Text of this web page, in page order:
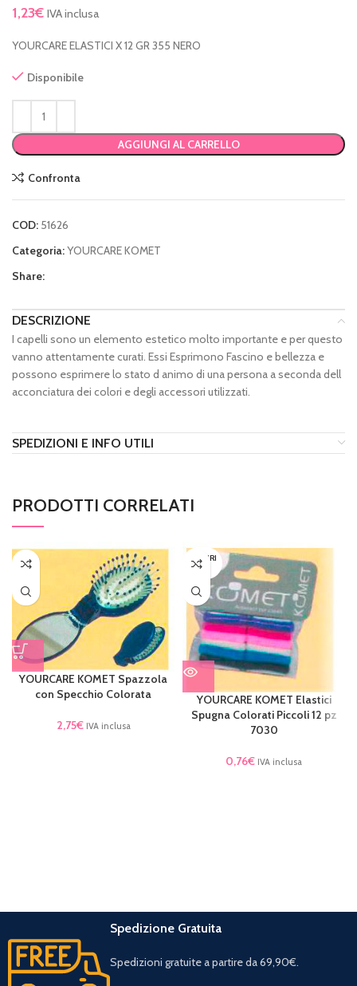
1,23€ IVA inclusa
YOURCARE ELASTICI X 12 GR 355 NERO
Disponibile
AGGIUNGI AL CARRELLO
Confronta
COD: 51626
Categoria:YOURCARE KOMET
Share:
DESCRIZIONE
I capelli sono un elemento estetico molto importante e per questo
vanno attentamente curati. Essi Esprimono Fascino e bellezza e
possono esprimere lo stato d animo di una persona a seconda dell
acconciatura dei colori e degli accessori utilizzati.
SPEDIZIONI E INFO UTILI
PRODOTTI CORRELATI
YOURCARE KOMET Spazzola
con Specchio Colorata
2,75€ IVA inclusa
ESAURI
TO
YOURCARE KOMET Elastici
Spugna Colorati Piccoli 12 pz
7030
0,76€ IVA inclusa
Spedizione Gratuita
Spedizioni gratuite a partire da 69,90€.